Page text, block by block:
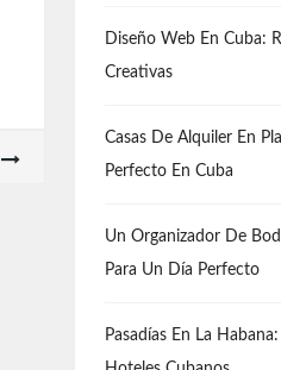
Diseño Web En Cuba:
Creativas
Casas De Alquiler En
Perfecto En Cuba
Un Organizador De
Para Un Día Perfecto
Pasadías En La